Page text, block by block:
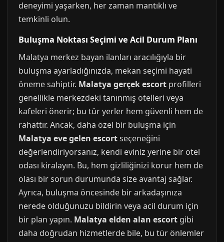
deneyimi yaşarken, her zaman mantıklı ve
temkinli olun.
Buluşma Noktası Seçimi ve Acil Durum Planı
Malatya merkez bayan ilanları aracılığıyla bir
buluşma ayarladığınızda, mekan seçimi hayati
öneme sahiptir. Malatya gerçek escort profilleri
genellikle merkezdeki tanınmış otelleri veya
kafeleri önerir; bu tür yerler hem güvenli hem de
rahattır. Ancak, daha özel bir buluşma için
Malatya eve gelen escortseçeneğini
değerlendiriyorsanız, kendi eviniz yerine bir otel
odası kiralayın. Bu, hem gizliliğinizi korur hem de
olası bir sorun durumunda size avantaj sağlar.
Ayrıca, buluşma öncesinde bir arkadaşınıza
nerede olduğunuzu bildirin veya acil durum için
bir plan yapın. Malatya elden alan escort gibi
daha doğrudan hizmetlerde bile, bu tür önlemler